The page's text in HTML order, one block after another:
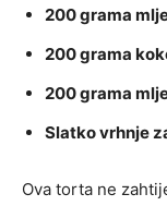
200 grama
200 grama
200 grama
Slatko vrhnje
Ova torta ne